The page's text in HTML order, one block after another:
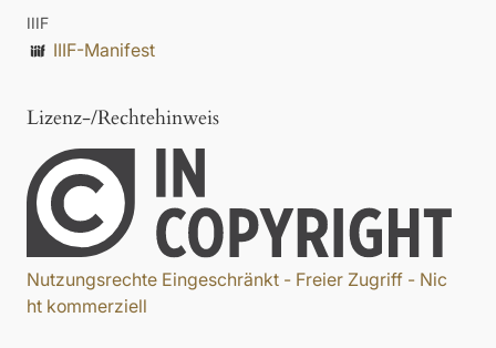
IIIF
IIIF-Manifest
Lizenz-/Rechtehinweis
Nutzungsrechte Eingeschränkt - Freier Zugriff - Nic
ht kommerziell